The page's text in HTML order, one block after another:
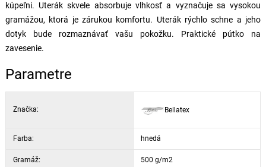
kúpeľni. Uterák skvele absorbuje vlhkosť a vyznačuje sa vysokou
gramážou, ktorá je zárukou komfortu. Uterák rýchlo schne a jeho
dotyk bude rozmaznávať vašu pokožku. Praktické pútko na
zavesenie.
Parametre
Značka: Bellatex
Farba: hnedá
Gramáž: 500 g/m2